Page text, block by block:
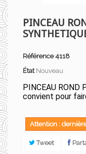
PINCEAU
Référence 4118
État Nouveau
PINCEAU ROND
convient pour
Attention :
Tweet